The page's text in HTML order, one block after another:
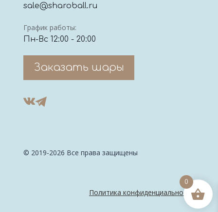
sale@sharoball.ru
График работы:
Пн-Вс 12:00 - 20:00
Заказать шары
© 2019-2026 Все права защищены
Политика конфиденциальности
0